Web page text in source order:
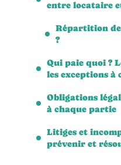
entre locataire
Répartition
?
Qui paie quoi ?
les exceptions à
Obligations
à chaque partie
Litiges et
prévenir et